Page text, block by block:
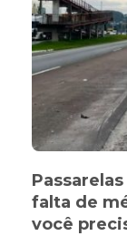
falta de
você